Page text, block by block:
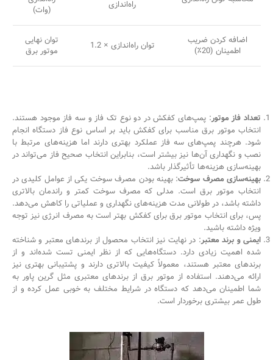
راه‌اندازی
(وات)
اضافه کردن ضریب
اطمینان (20٪)
توان راه‌اندازی × 1.2
توان نهایی
موتور برق
تعداد فاز موتور: پمپ‌های کفکش در دو نوع تک فاز و سه فاز موجود هستند.
انتخاب موتور برق مناسب برای کفکش باید بر اساس نوع فاز دستگاه انجام
شود. هرچند پمپ‌های سه فاز عملکرد بهتری دارند اما هزینه‌های مرتبط با
نصب و نگهداری آن‌ها نیز بیشتر است، بنابراین انتخاب صحیح فاز می‌تواند در
بهینه‌سازی هزینه‌ها تأثیرگذار باشد.
بهینه‌سازی مصرف سوخت: بهینه بودن مصرف سوخت یکی از عوامل کلیدی در
انتخاب موتور برق است. مدلی که مصرف سوخت كمتر و راندمان بالاتری
داشته باشد، در طولانی مدت هزینه‌های نگهداری و عملیاتی را کاهش می‌دهد.
پس، برای انتخاب موتور برق برای کفکش بهتر است به مصرف انرژی نیز توجه
ویژه داشته باشید.
ایمنی و برند معتبر: در نهایت نیز انتخاب محصول از برندهای معتبر و شناخته
شده اهمیت زیادی دارد. دستگاه‌هایی که از نظر ایمنی تست شده‌اند و از
برندهای معتبر هستند، معمولاً کیفیت بالاتری دارند و پشتیبانی بهتری نیز
ارائه می‌دهند. استفاده از موتور برق از برندهای معتبری مثل گرین پاور به
شما اطمینان می‌دهد که دستگاه در شرایط مختلف به خوبی عمل کرده و از
طول عمر بیشتری برخوردار است.